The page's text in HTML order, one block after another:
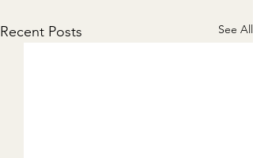
Recent Posts See All